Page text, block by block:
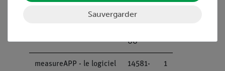
00
measureAPP - le logiciel
14581-
1
Sauvergarder